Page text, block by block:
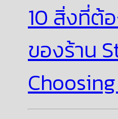
10 สิ่งที่ต้
ของร้าน